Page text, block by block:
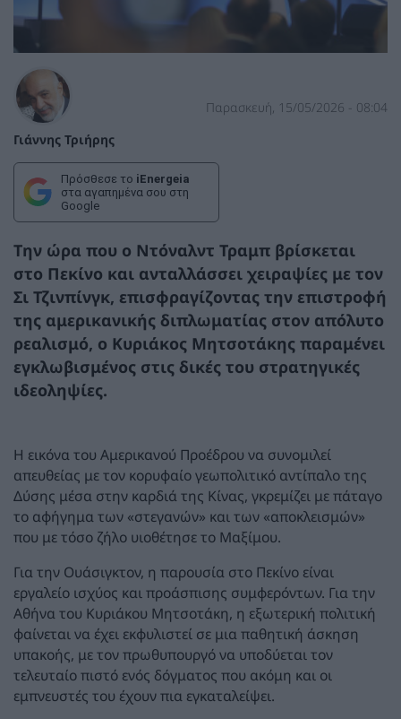
Γιάννης Τριήρης
Παρασκευή, 15/05/2026 - 08:04
Πρόσθεσε το iEnergeia
στα αγαπημένα σου στη
Google
Την ώρα που ο Ντόναλντ Τραμπ βρίσκεται
στο Πεκίνο και ανταλλάσσει χειραψίες με τον
Σι Τζινπίνγκ, επισφραγίζοντας την επιστροφή
της αμερικανικής διπλωματίας στον απόλυτο
ρεαλισμό, ο Κυριάκος Μητσοτάκης παραμένει
εγκλωβισμένος στις δικές του στρατηγικές
ιδεοληψίες.
Η εικόνα του Αμερικανού Προέδρου να συνομιλεί
απευθείας με τον κορυφαίο γεωπολιτικό αντίπαλο της
Δύσης μέσα στην καρδιά της Κίνας, γκρεμίζει με πάταγο
το αφήγημα των «στεγανών» και των «αποκλεισμών»
που με τόσο ζήλο υιοθέτησε το Μαξίμου.
Για την Ουάσιγκτον, η παρουσία στο Πεκίνο είναι
εργαλείο ισχύος και προάσπισης συμφερόντων. Για την
Αθήνα του Κυριάκου Μητσοτάκη, η εξωτερική πολιτική
φαίνεται να έχει εκφυλιστεί σε μια παθητική άσκηση
υπακοής, με τον πρωθυπουργό να υποδύεται τον
τελευταίο πιστό ενός δόγματος που ακόμη και οι
εμπνευστές του έχουν πια εγκαταλείψει.